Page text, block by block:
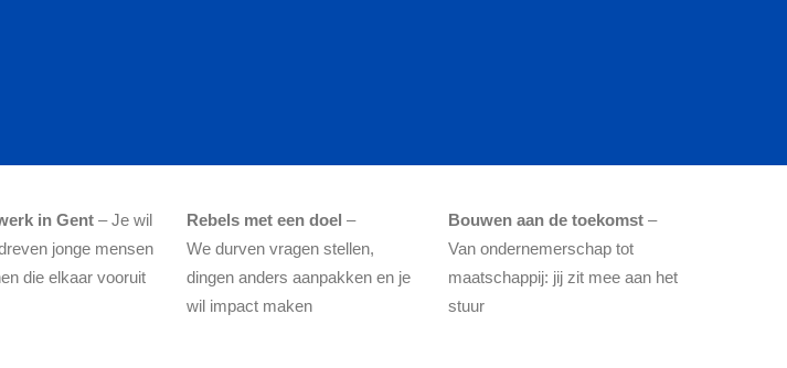
in Gent– Je wil
jonge mensen
die elkaar vooruit
Rebels met een doel –
We durven vragen stellen,
dingen anders aanpakken en je
wil impact maken
Bouwen aan de toekomst–
Van ondernemerschap tot
maatschappij: jij zit mee aan het
stuur